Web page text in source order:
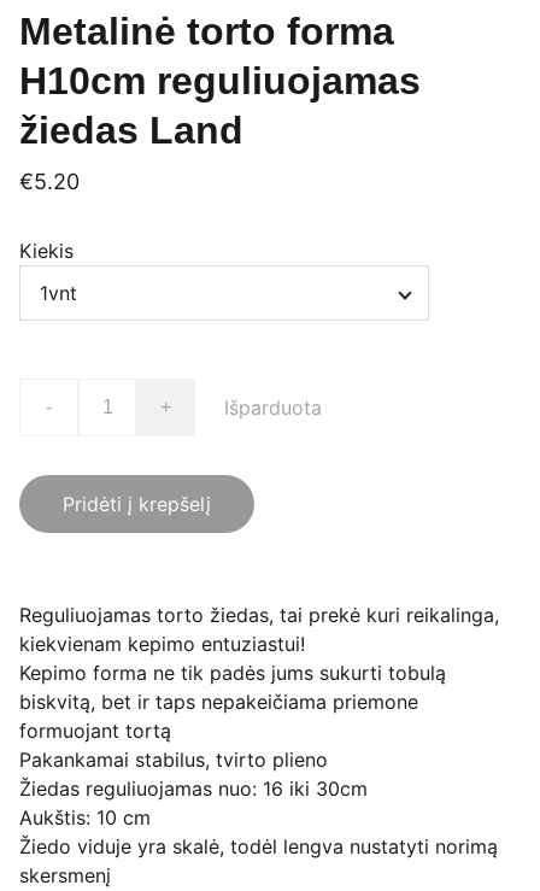
Metalinė torto forma
H10cm reguliuojamas
žiedas Land
€5.20
Kiekis
- + Išparduota
Pridėti į krepšelį
Reguliuojamas torto žiedas, tai prekė kuri reikalinga,
kiekvienam kepimo entuziastui!
Kepimo forma ne tik padės jums sukurti tobulą
biskvitą, bet ir taps nepakeičiama priemone
formuojant tortą
Pakankamai stabilus, tvirto plieno
Žiedas reguliuojamas nuo: 16 iki 30cm
Aukštis: 10 cm
Žiedo viduje yra skalė, todėl lengva nustatyti norimą
skersmenį